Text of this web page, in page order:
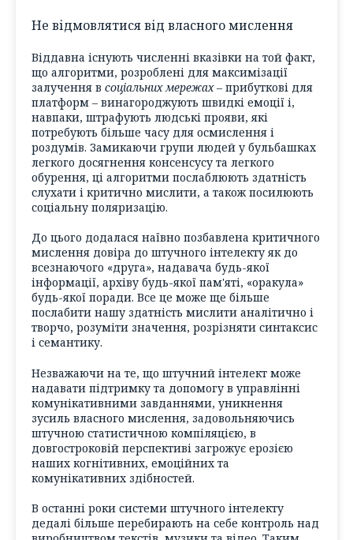
Не відмовлятися від власного мислення
Віддавна існують численні вказівки на той факт,
що алгоритми, розроблені для максимізації
залучення в соціальних мережах– прибуткові для
платформ – винагороджують швидкі емоції і,
навпаки, штрафують людські прояви, які
потребують більше часу для осмислення і
роздумів. Замикаючи групи людей у бульбашках
легкого досягнення консенсусу та легкого
обурення, ці алгоритми послаблюють здатність
слухати і критично мислити, а також посилюють
соціальну поляризацію.
До цього додалася наївно позбавлена критичного
мислення довіра до штучного інтелекту як до
всезнаючого «друга», надавача будь-якої
інформації, архіву будь-якої пам'яті, «оракула»
будь-якої поради. Все це може ще більше
послабити нашу здатність мислити аналітично і
творчо, розуміти значення, розрізняти синтаксис
і семантику.
Незважаючи на те, що штучний інтелект може
надавати підтримку та допомогу в управлінні
комунікативними завданнями, уникнення
зусиль власного мислення, задовольняючись
штучною статистичною компіляцією, в
довгостроковій перспективі загрожує ерозією
наших когнітивних, емоційних та
комунікативних здібностей.
В останні роки системи штучного інтелекту
дедалі більше перебирають на себе контроль над